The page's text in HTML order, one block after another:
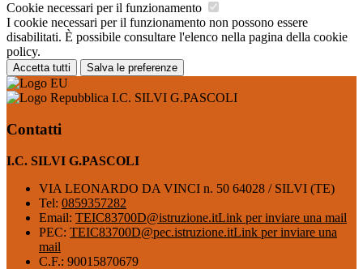
Cookie necessari per il funzionamento
I cookie necessari per il funzionamento non possono essere
disabilitati. È possibile consultare l'elenco nella pagina della cookie
policy.
Accetta tutti Salva le preferenze
I.C. SILVI G.PASCOLI
Contatti
I.C. SILVI G.PASCOLI
VIA LEONARDO DA VINCI n. 50 64028 / SILVI (TE)
Tel: 0859357282
Email: TEIC83700D@istruzione.itLink per inviare una mail
PEC: TEIC83700D@pec.istruzione.itLink per inviare una
mail
C.F.: 90015870679